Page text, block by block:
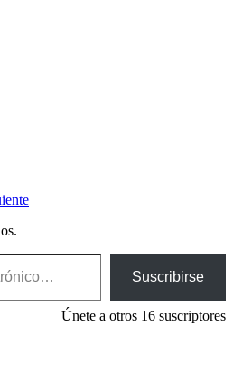
Suscribirse
Únete a otros 16 suscriptores